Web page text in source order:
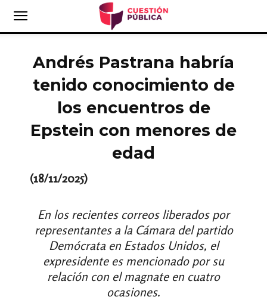
Andrés Pastrana habría
tenido conocimiento de
los encuentros de
Epstein con menores de
edad
(18/11/2025)
En los recientes correos liberados por
representantes a la Cámara del partido
Demócrata en Estados Unidos, el
expresidente es mencionado por su
relación con el magnate en cuatro
ocasiones.